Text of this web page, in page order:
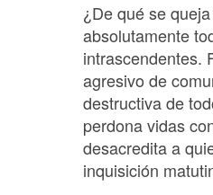
¿De qué se
absolutamente
intrascendentes.
agresivo de
destructiva de
perdona vidas
desacredita a
inquisición